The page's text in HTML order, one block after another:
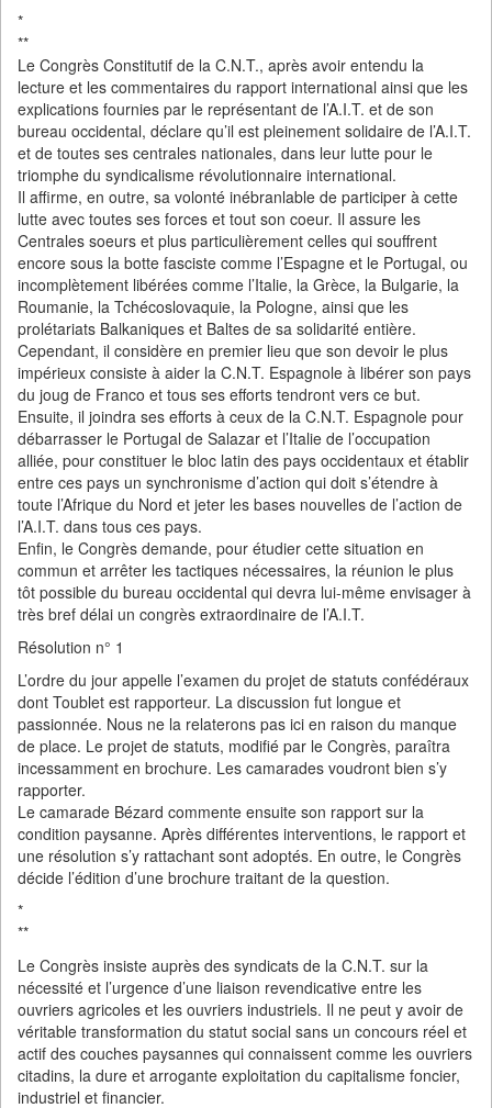
*
**
Le Congrès Constitutif de la C.N.T., après avoir entendu la
lecture et les commentaires du rapport international ainsi que les
explications fournies par le représentant de l’A.I.T. et de son
bureau occidental, déclare qu’il est pleinement solidaire de l’A.I.T.
et de toutes ses centrales nationales, dans leur lutte pour le
triomphe du syndicalisme révolutionnaire international.
Il affirme, en outre, sa volonté inébranlable de participer à cette
lutte avec toutes ses forces et tout son coeur. Il assure les
Centrales soeurs et plus particulièrement celles qui souffrent
encore sous la botte fasciste comme l’Espagne et le Portugal, ou
incomplètement libérées comme l’Italie, la Grèce, la Bulgarie, la
Roumanie, la Tchécoslovaquie, la Pologne, ainsi que les
prolétariats Balkaniques et Baltes de sa solidarité entière.
Cependant, il considère en premier lieu que son devoir le plus
impérieux consiste à aider la C.N.T. Espagnole à libérer son pays
du joug de Franco et tous ses efforts tendront vers ce but.
Ensuite, il joindra ses efforts à ceux de la C.N.T. Espagnole pour
débarrasser le Portugal de Salazar et l’Italie de l’occupation
alliée, pour constituer le bloc latin des pays occidentaux et établir
entre ces pays un synchronisme d’action qui doit s’étendre à
toute l’Afrique du Nord et jeter les bases nouvelles de l’action de
l’A.I.T. dans tous ces pays.
Enfin, le Congrès demande, pour étudier cette situation en
commun et arrêter les tactiques nécessaires, la réunion le plus
tôt possible du bureau occidental qui devra lui-même envisager à
très bref délai un congrès extraordinaire de l’A.I.T.
Résolution n° 1
L’ordre du jour appelle l’examen du projet de statuts confédéraux
dont Toublet est rapporteur. La discussion fut longue et
passionnée. Nous ne la relaterons pas ici en raison du manque
de place. Le projet de statuts, modifié par le Congrès, paraîtra
incessamment en brochure. Les camarades voudront bien s’y
rapporter.
Le camarade Bézard commente ensuite son rapport sur la
condition paysanne. Après différentes interventions, le rapport et
une résolution s’y rattachant sont adoptés. En outre, le Congrès
décide l’édition d’une brochure traitant de la question.
*
**
Le Congrès insiste auprès des syndicats de la C.N.T. sur la
nécessité et l’urgence d’une liaison revendicative entre les
ouvriers agricoles et les ouvriers industriels. Il ne peut y avoir de
véritable transformation du statut social sans un concours réel et
actif des couches paysannes qui connaissent comme les ouvriers
citadins, la dure et arrogante exploitation du capitalisme foncier,
industriel et financier.